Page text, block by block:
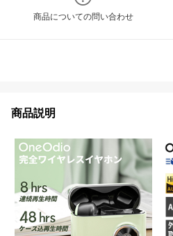
商品についての問い合わせ
商品説明